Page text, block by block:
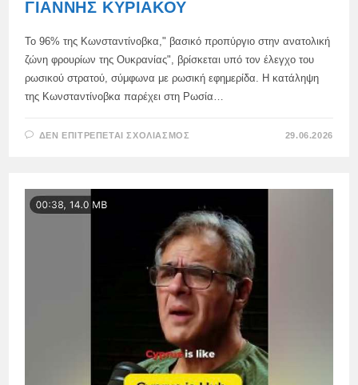
ΓΙΆΝΝΗΣ ΚΥΡΙΆΚΟΥ
Το 96% της Κωνσταντίνοβκα," βασικό προπύργιο στην ανατολική
ζώνη φρουρίων της Ουκρανίας", βρίσκεται υπό τον έλεγχο του
ρωσικού στρατού, σύμφωνα με ρωσική εφημερίδα. Η κατάληψη
της Κωνσταντίνοβκα παρέχει στη Ρωσία…
ΔΕΝ ΕΠΙΤΡΈΠΕΤΑΙ ΣΧΟΛΙΑΣΜΌΣ
ΚΑΤΑΣΚΟΠΕΊΑ,
ΚΥΡΙΆΚΟΥ
29.06.2026